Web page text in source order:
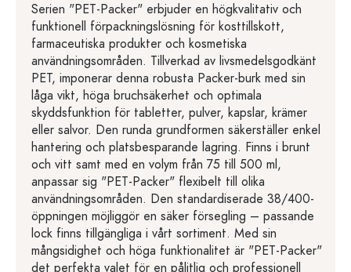
Serien "PET-Packer" erbjuder en högkvalitativ och
funktionell förpackningslösning för kosttillskott,
farmaceutiska produkter och kosmetiska
användningsområden. Tillverkad av livsmedelsgodkänt
PET, imponerar denna robusta Packer-burk med sin
låga vikt, höga bruchsäkerhet och optimala
skyddsfunktion för tabletter, pulver, kapslar, krämer
eller salvor. Den runda grundformen säkerställer enkel
hantering och platsbesparande lagring. Finns i brunt
och vitt samt med en volym från 75 till 500 ml,
anpassar sig "PET-Packer" flexibelt till olika
användningsområden. Den standardiserade 38/400-
öppningen möjliggör en säker försegling – passande
lock finns tillgängliga i vårt sortiment. Med sin
mångsidighet och höga funktionalitet är "PET-Packer"
det perfekta valet för en pålitlig och professionell